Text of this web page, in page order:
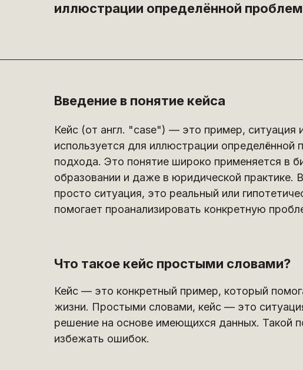
иллюстрации определённой
Кейс (от англ. "case") — это пример, ситуация
используется для иллюстрации определённой
подхода. Это понятие широко применяется в
образовании и даже в юридической
просто ситуация, это реальный или
помогает проанализировать конкретную
Введение в понятие кейса
Кейс — это конкретный пример, который
жизни. Простыми словами, кейс — это
решение на основе имеющихся данных. Такой
избежать ошибок.
Что такое кейс простыми словами?